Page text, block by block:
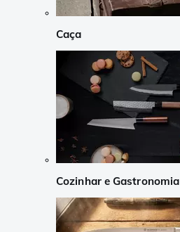
Caça
Cozinhar e Gastronomia